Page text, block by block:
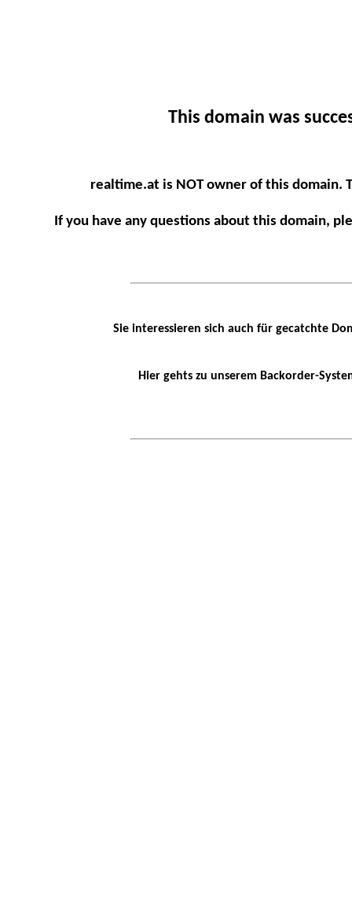
This domain was
realtime.at is NOT owner of this domain.
If you have any questions about this domain,
Sie interessieren sich auch für gecatchte
Hier gehts zu unserem Backorder-